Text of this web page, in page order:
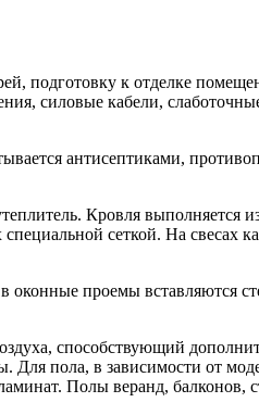
подготовку к отделке
силовые кабели,
антисептиками,
Кровля выполняется
сеткой. На свесах
проемы вставляются
способствующий
пола, в зависимости от
Полы веранд, балконов,